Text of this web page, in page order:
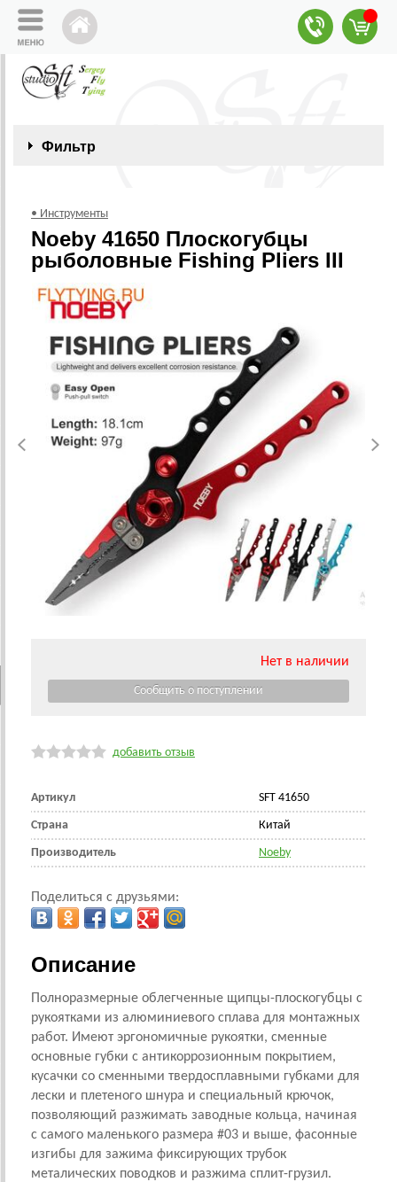
Фильтр
• Инструменты
Noeby 41650 Плоскогубцы
рыболовные Fishing Pliers III
Нет в наличии
добавить отзыв
Артикул SFT 41650
Страна Китай
Производитель Noeby
Поделиться с друзьями:
Описание
Полноразмерные облегченные щипцы-плоскогубцы с
рукоятками из алюминиевого сплава для монтажных
работ. Имеют эргономичные рукоятки, сменные
основные губки с антикоррозионным покрытием,
кусачки со сменными твердосплавными губками для
лески и плетеного шнура и специальный крючок,
позволяющий разжимать заводные кольца, начиная
с самого маленького размера #03 и выше, фасонные
изгибы для зажима фиксирующих трубок
металических поводков и разжима сплит-грузил.